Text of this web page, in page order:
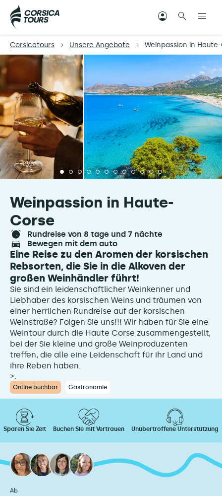
Corsicatours Unsere Angebote Weinpassion in
Weinpassion in Haute-
Corse
rundreise von 8 tage und 7 nächte
bewegen mit dem auto
Eine Reise zu den Aromen der korsischen
Rebsorten, die Sie in die Alkoven der
großen Weinhändler führt!
Sie sind ein leidenschaftlicher Weinkenner und
Liebhaber des korsischen Weins und träumen von
einer herrlichen Rundreise auf der korsischen
Weinstraße? Folgen Sie uns!!! Wir haben für Sie eine
Weintour durch die Haute Corse zusammengestellt,
bei der Sie kleine und große Weinproduzenten
treffen, die alle eine Leidenschaft für ihr Land und
ihre Reben haben.
>.
Online buchbar Gastronomie
Sparen Sie Zeit Buchen Sie mit Vertrauen Unübertroffene Unterstützung
Ab